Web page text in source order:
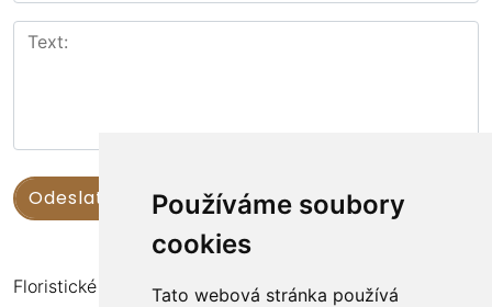
Používáme soubory
cookies
Tato webová stránka používá
Floristické kurzy Violet - Bc. Veronika Němečková